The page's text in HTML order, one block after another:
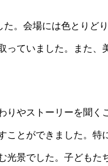
。会場には色とりど
っていました。また、
りやストーリーを聞く
ことができました。特
光景でした。子どもた